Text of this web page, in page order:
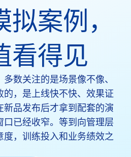
案例，
看得见
多数关注的是场景像不像、
，是上线快不快、效果证
品发布后才拿到配套的演
已经收窄。等到向管理层
，训练投入和业务绩效之